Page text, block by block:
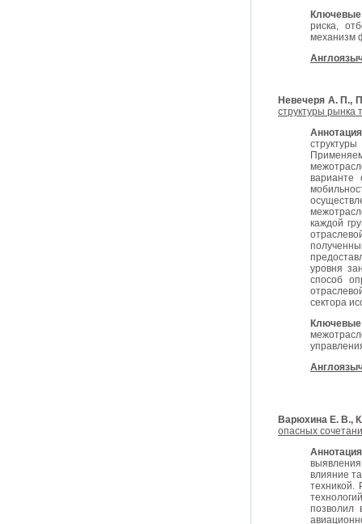
риска,
механизм
Невечеря А. П.,
структуры рынка
варианте
каждой
уровня
способ
сектора
Варюхина Е. В.,
опасных
влияние
техникой.
позволил